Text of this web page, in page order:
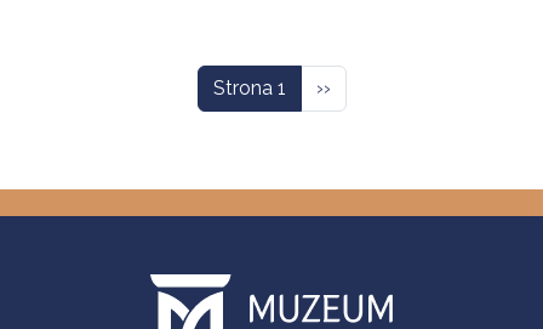
Strona 1 Następna strona
››